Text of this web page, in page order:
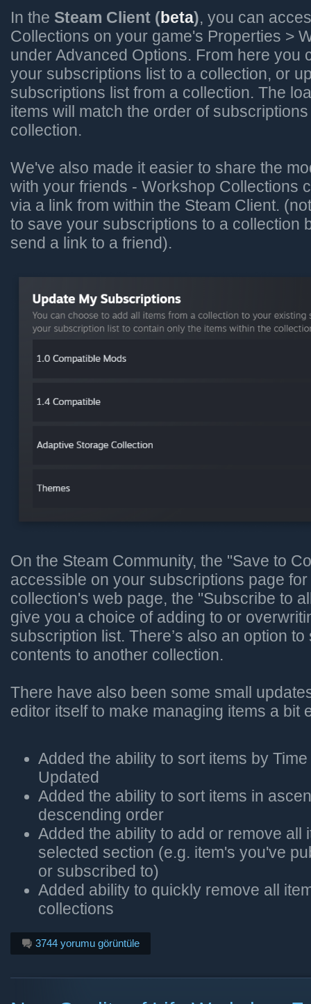
In the Steam Client ( beta), you can
Collections on your game's Properties >
under Advanced Options. From here you
your subscriptions list to a collection, or
subscriptions list from a collection. The
items will match the order of
collection.
We've also made it easier to share the
with your friends - Workshop Collections
via a link from within the Steam Client.
to save your subscriptions to a collection
send a link to a friend).
On the Steam Community, the "Save to
accessible on your subscriptions page
collection's web page, the "Subscribe to
give you a choice of adding to or
subscription list. There’s also an option to
contents to another collection.
There have also been some small
editor itself to make managing items a bit
Added the ability to sort items by
Updated
Added the ability to sort items in
descending order
Added the ability to add or remove all
selected section (e.g. item's you've
or subscribed to)
Added ability to quickly remove all
collections
3744 yorumu görüntüle